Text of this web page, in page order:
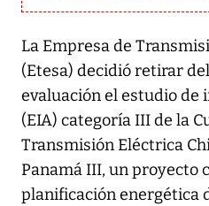
La Empresa de
(Etesa) decidió retirar
evaluación el estudio de
(EIA) categoría III de la
Transmisión Eléctrica
Panamá III, un proyecto
planificación energética